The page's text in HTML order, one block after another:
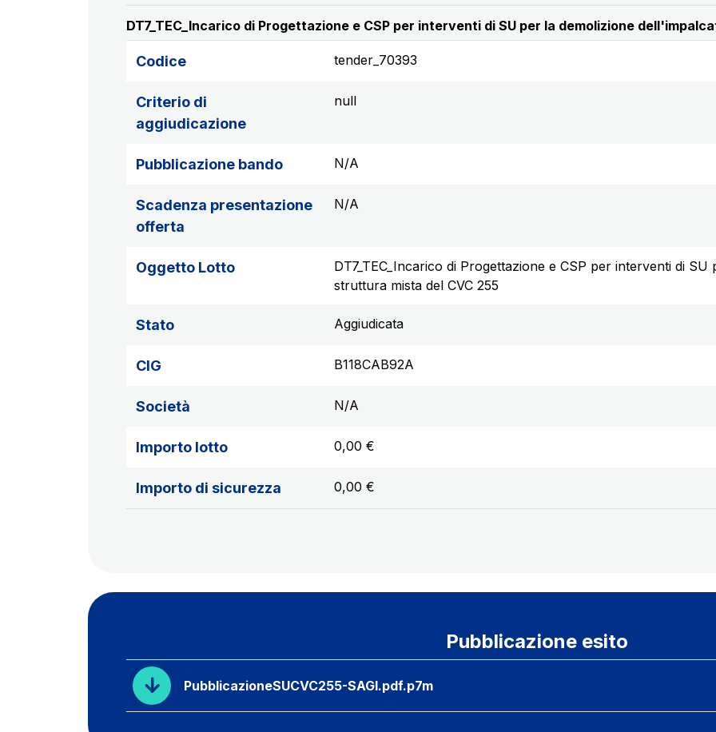
DT7_TEC_Incarico di Progettazione e CSP per interventi di SU per la demolizione
Codice tender_70393
Criterio di
aggiudicazione
null
Pubblicazione bando N/A
Scadenza presentazione
offerta
N/A
Oggetto Lotto
DT7_TEC_Incarico di Progettazione e CSP per interventi di
struttura mista del CVC 255
Stato Aggiudicata
CIG B118CAB92A
Società N/A
Importo lotto 0,00 €
Importo di sicurezza 0,00 €
Pubblicazione esito
PubblicazioneSUCVC255-SAGI.pdf.p7m